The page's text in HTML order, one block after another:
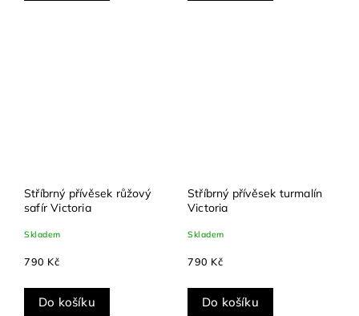
Stříbrný přívěsek růžový
safír Victoria
Skladem
790 Kč
Do košíku
Stříbrný přívěsek turmalín
Victoria
Skladem
790 Kč
Do košíku